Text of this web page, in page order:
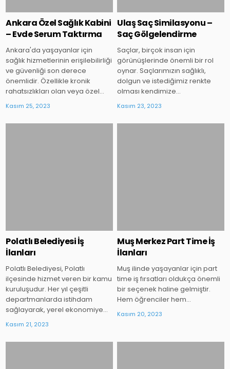
Ankara Özel Sağlık Kabini
– Evde Serum Taktırma
Ankara'da yaşayanlar için
sağlık hizmetlerinin erişilebilirliği
ve güvenliği son derece
önemlidir. Özellikle kronik
rahatsızlıkları olan veya özel…
Kasım 25, 2023
Ulaş Saç Similasyonu –
Saç Gölgelendirme
Saçlar, birçok insan için
görünüşlerinde önemli bir rol
oynar. Saçlarımızın sağlıklı,
dolgun ve istediğimiz renkte
olması kendimize…
Kasım 23, 2023
Polatlı Belediyesi İş
İlanları
Polatlı Belediyesi, Polatlı
ilçesinde hizmet veren bir kamu
kuruluşudur. Her yıl çeşitli
departmanlarda istihdam
sağlayarak, yerel ekonomiye…
Kasım 21, 2023
Muş Merkez Part Time İş
İlanları
Muş ilinde yaşayanlar için part
time iş fırsatları oldukça önemli
bir seçenek haline gelmiştir.
Hem öğrenciler hem…
Kasım 20, 2023